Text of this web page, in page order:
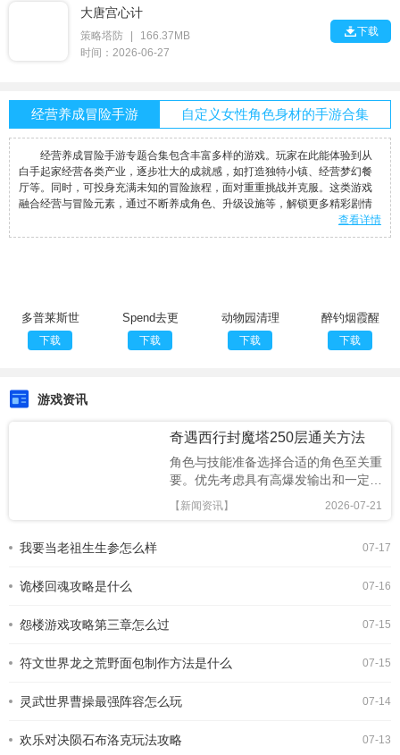
大唐宫心计
策略塔防 |
166.37MB
时间：2026-06-27
下载
经营养成冒险手游 自定义女性角色身材的手游合集
经营养成冒险手游专题合集包含丰富多样的游戏。玩家在此能体验到从
白手起家经营各类产业，逐步壮大的成就感，如打造独特小镇、经营梦幻餐
厅等。同时，可投身充满未知的冒险旅程，面对重重挑战并克服。这类游戏
融合经营与冒险元素，通过不断养成角色、升级设施等，解锁更多精彩剧情
查看详情
多普莱斯世
界单机版
下载
Spend去更
新版
下载
动物园清理
移植版
下载
醉钓烟霞醒
念卿
下载
游戏资讯
奇遇西行封魔塔250层通关方法
角色与技能准备选择合适的角色至关重
要。优先考虑具有高爆发输出和一定生
存能力的角色。例如，法师职业拥有强
大的群体伤害技能，在面对大量怪物时
御力和近战输出能力，可吸引怪物火
2026-07-21
【新闻资讯】
07-17
我要当老祖生生参怎么样
07-16
诡楼回魂攻略是什么
07-15
怨楼游戏攻略第三章怎么过
07-15
符文世界龙之荒野面包制作方法是什么
07-14
灵武世界曹操最强阵容怎么玩
07-13
欢乐对决陨石布洛克玩法攻略